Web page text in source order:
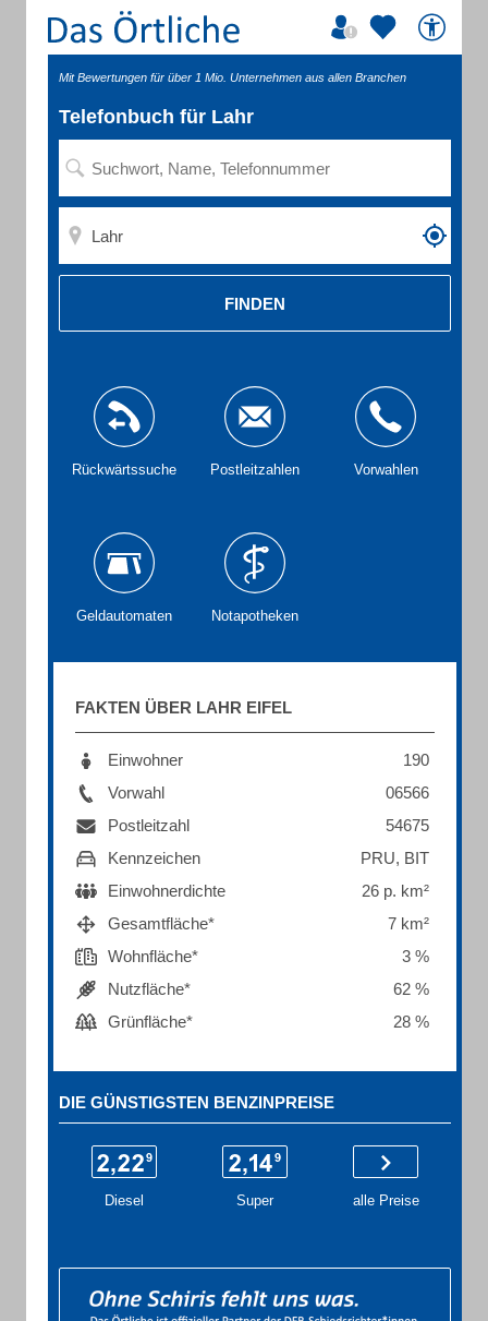
Mit Bewertungen für über 1 Mio. Unternehmen aus allen Branchen
Telefonbuch für Lahr
FINDEN
Rückwärtssuche Postleitzahlen Vorwahlen
Geldautomaten Notapotheken
FAKTEN ÜBER LAHR EIFEL
Einwohner
190
Vorwahl
06566
Postleitzahl
54675
Kennzeichen
PRU, BIT
Einwohnerdichte
26 p. km²
Gesamtfläche*
7 km²
Wohnfläche*
3 %
Nutzfläche*
62 %
Grünfläche*
28 %
DIE GÜNSTIGSTEN BENZINPREISE
Diesel Super alle Preise